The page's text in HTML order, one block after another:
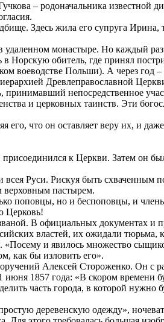
– родоначальника известной
Здесь жила его супруга Ирина,
монастыре. Но каждый
в Норскую обитель, где принял
воеводстве Польши). А через год
Древлеправославной
непосредственное
и церковных таинств. Эти
его, что он оставляет веру их, и
к Церкви. Затем он
Руси. Рискуя быть схваченным
верховным пастырем.
поповцы, но и беспоповцы, и
Церковь!
В официальных документах и
властей, их ожидали тюрьма,
и явилось множество
как бы изловить его».
Алексей Стороженко. Он с
1857 года: «В скором времени
часть города, в которой нужно
деревенскую одежду»,